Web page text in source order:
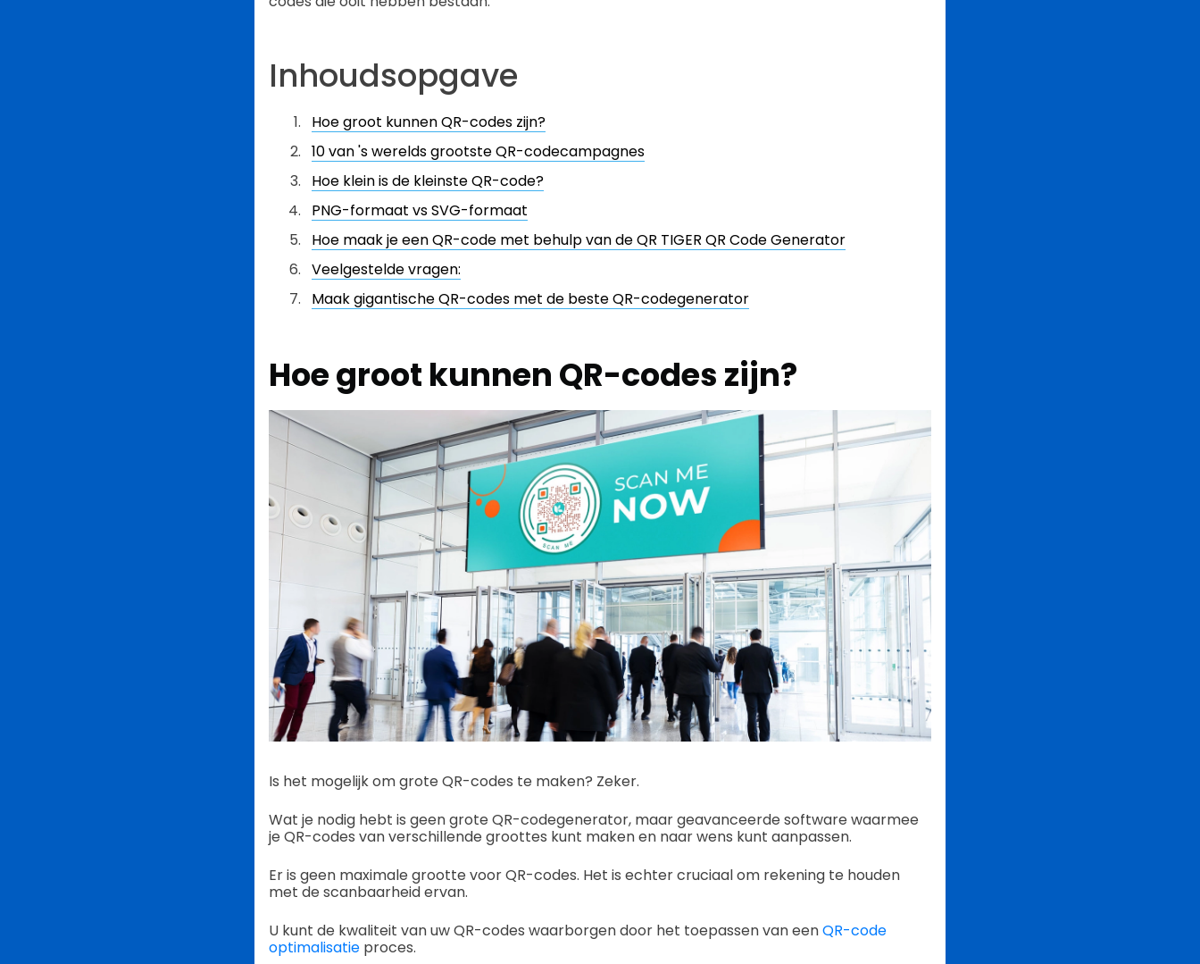
Inhoudsopgave
Hoe groot kunnen QR-codes zijn?
10 van 's werelds grootste QR-codecampagnes
Hoe klein is de kleinste QR-code?
PNG-formaat vs SVG-formaat
Hoe maak je een QR-code met behulp van de QR TIGER QR Code Generator
Veelgestelde vragen:
Maak gigantische QR-codes met de beste QR-codegenerator
Hoe groot kunnen QR-codes zijn?
Is het mogelijk om grote QR-codes te maken? Zeker.
Wat je nodig hebt is geen grote QR-codegenerator, maar geavanceerde software waarmee
je QR-codes van verschillende groottes kunt maken en naar wens kunt aanpassen.
Er is geen maximale grootte voor QR-codes. Het is echter cruciaal om rekening te houden
met de scanbaarheid ervan.
U kunt de kwaliteit van uw QR-codes waarborgen door het toepassen van eenQR-code
optimalisatieproces.